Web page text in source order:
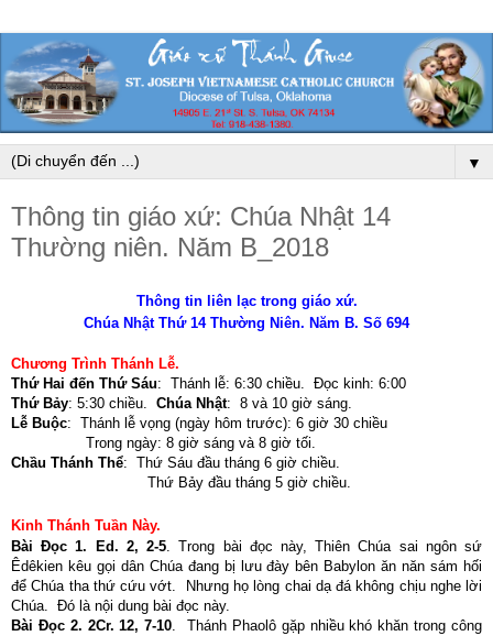
▼
Thông tin giáo xứ: Chúa Nhật 14
Thường niên. Năm B_2018
Thông tin liên lạc trong giáo xứ.
Chúa Nhật Thứ 14 Thường Niên. Năm B. Số 694
Chương Trình Thánh Lễ.
Thứ Hai đến Thứ Sáu: Thánh lễ: 6:30 chiều. Đọc kinh: 6:00
Thứ Bảy: 5:30 chiều. Chúa Nhật: 8 và 10 giờ sáng.
Lễ Buộc: Thánh lễ vọng (ngày hôm trước): 6 giờ 30 chiều
Trong ngày: 8 giờ sáng và 8 giờ tối.
Chầu Thánh Thể: Thứ Sáu đầu tháng 6 giờ chiều.
Thứ Bảy đầu tháng 5 giờ chiều.
Kinh Thánh Tuần Này.
Bài Đọc 1. Ed. 2, 2-5. Trong bài đọc này, Thiên Chúa sai ngôn sứ
Êdêkien kêu gọi dân Chúa đang bị lưu đày bên Babylon ăn năn sám hối
để Chúa tha thứ cứu vớt. Nhưng họ lòng chai dạ đá không chịu nghe lời
Chúa. Đó là nội dung bài đọc này.
Bài Đọc 2. 2Cr. 12, 7-10. Thánh Phaolô gặp nhiều khó khăn trong công